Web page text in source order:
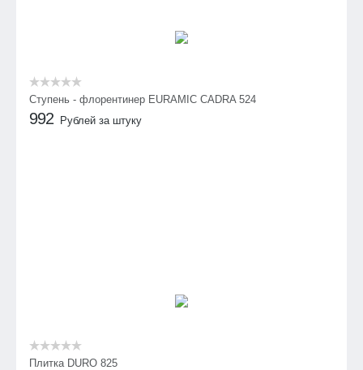
Ступень - флорентинер EURAMIC CADRA 524
992 Рублей за штуку
Плитка DURO 825